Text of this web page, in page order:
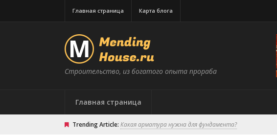
Главная страница Карта блога
Строительство, из богатого опыта прораба
Главная страница
Trending Article: Какая арматура нужна для фундамента?